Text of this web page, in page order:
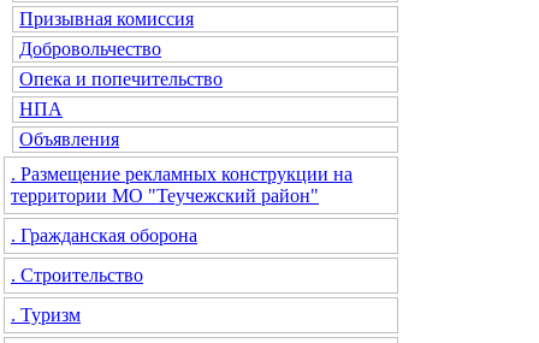
Призывная комиссия
Добровольчество
Опека и попечительство
НПА
Объявления
. Размещение рекламных конструкции на
территории МО "Теучежский район"
. Гражданская оборона
. Строительство
. Туризм